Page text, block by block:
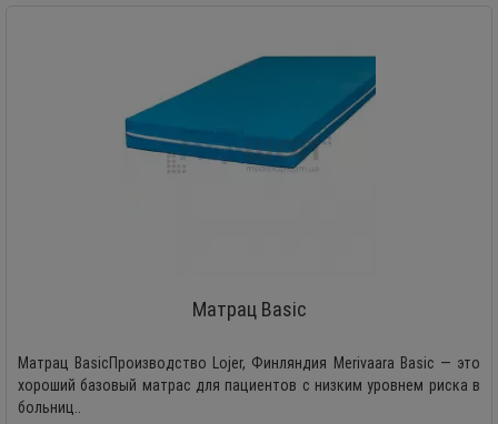
Матрац Basic
Матрац BasicПроизводство Lojer, Финляндия Merivaara Basic — это
хороший базовый матрас для пациентов с низким уровнем риска в
больниц..